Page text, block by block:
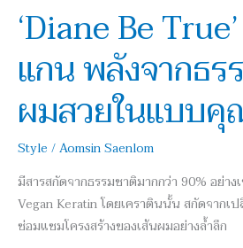
‘Diane Be
แกน พลังจากธร
ผมสวยในแบบคุ
Style /Aomsin Saenlom
มีสารสกัดจากธรรมชาติมากกว่า 90% อย่า
Vegan Keratin โดยเคราตินนั้น สกัดจากเ
ซ่อมแซมโครงสร้างของเส้นผมอย่างล้ำลึก
‘Diane
Be
True’
แชมพู
วี
แกน
พลัง
จาก
ธรรมชาติ
เพื่อ